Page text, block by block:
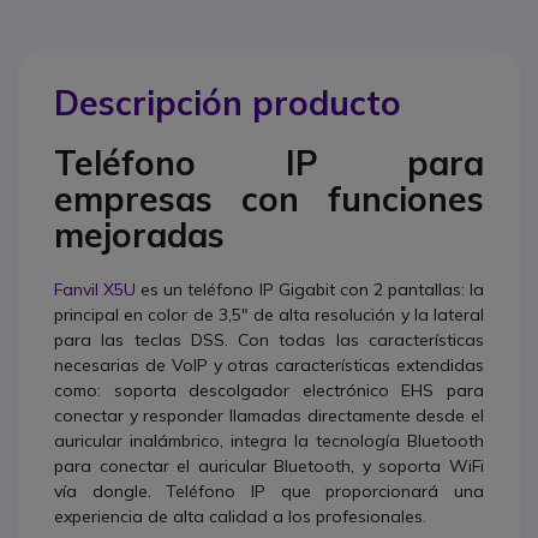
Descripción producto
Teléfono IP para
empresas con funciones
mejoradas
Fanvil X5U es un teléfono IP Gigabit con 2 pantallas: la
principal en color de 3,5" de alta resolución y la lateral
para las teclas DSS. Con todas las características
necesarias de VoIP y otras características extendidas
como: soporta descolgador electrónico EHS para
conectar y responder llamadas directamente desde el
auricular inalámbrico, integra la tecnología Bluetooth
para conectar el auricular Bluetooth, y soporta WiFi
vía dongle. Teléfono IP que proporcionará una
experiencia de alta calidad a los profesionales.